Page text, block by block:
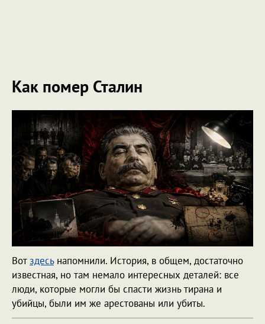
Как помер Сталин
Вотздесьнапомнили. История, в общем, достаточно
известная, но там немало интересных деталей: все
люди, которые могли бы спасти жизнь тирана и
убийцы, были им же арестованы или убиты.